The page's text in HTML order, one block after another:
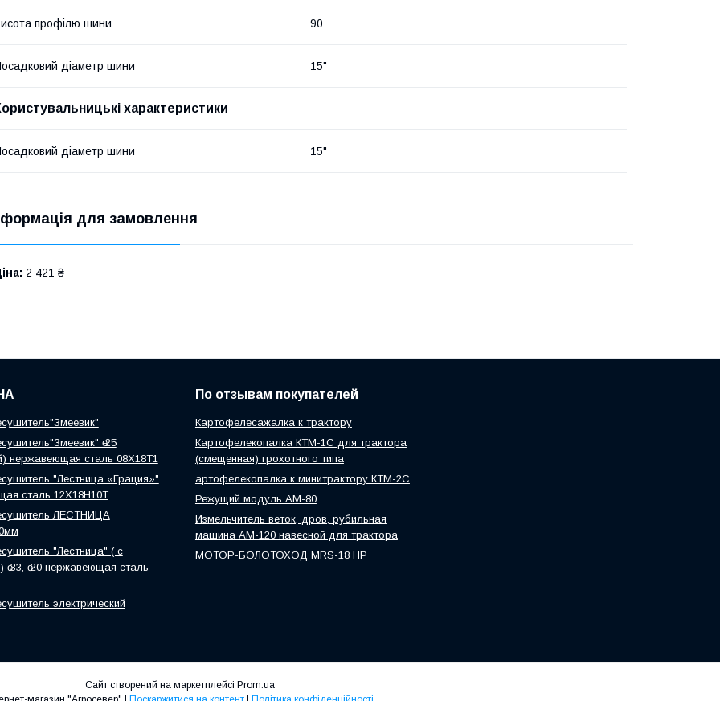
профілю шини 90
діаметр шини 15"
характеристики
діаметр шини 15"
для замовлення
2 421 ₴
ө 25
нержавеющая сталь 08Х18Т1
"Лестница «Грация»"
сталь 12Х18Н10Т
ЛЕСТНИЦА
"Лестница" ( с
33, ө 20 нержавеющая сталь
электрический
По отзывам покупателей
Картофелесажалка к трактору
Картофелекопалка КТМ-1С для трактора
(смещенная) грохотного типа
артофелекопалка к минитрактору КТМ-2С
Режущий модуль АМ-80
Измельчитель веток, дров, рубильная
машина АМ-120 навесной для трактора
МОТОР-БОЛОТОХОД MRS-18 HP
Сайт створений на маркетплейсі Prom.ua